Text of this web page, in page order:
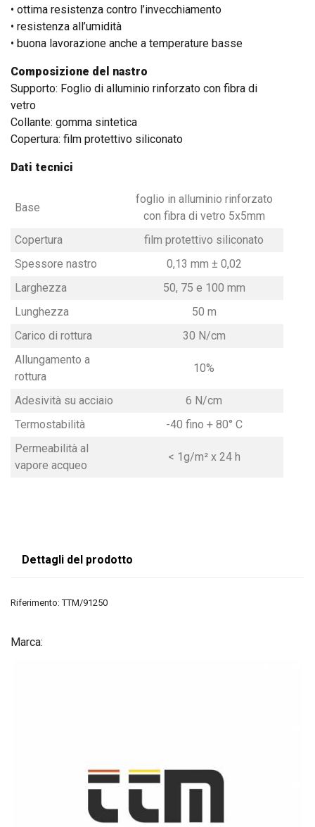
• ottima resistenza contro l’invecchiamento
• resistenza all’umidità
• buona lavorazione anche a temperature basse
Composizione del nastro
Supporto: Foglio di alluminio rinforzato con fibra di
vetro
Collante: gomma sintetica
Copertura: film protettivo siliconato
Dati tecnici
Base
foglio in alluminio rinforzato
con fibra di vetro 5x5mm
Copertura
film protettivo siliconato
Spessore nastro
0,13 mm ± 0,02
Larghezza
50, 75 e 100 mm
Lunghezza
50 m
Carico di rottura
30 N/cm
Allungamento a
rottura
10%
Adesività su acciaio
6 N/cm
Termostabilità
-40 fino + 80° C
Permeabilità al
vapore acqueo
< 1g/m² x 24 h
Dettagli del prodotto
Riferimento: TTM/91250
Marca: